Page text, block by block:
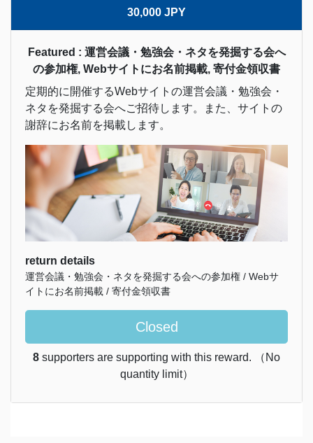
30,000 JPY
Featured : 運営会議・勉強会・ネタを発掘する会へ
の参加権, Webサイトにお名前掲載, 寄付金領収書
定期的に開催するWebサイトの運営会議・勉強会・
ネタを発掘する会へご招待します。また、サイトの
謝辞にお名前を掲載します。
return details
運営会議・勉強会・ネタを発掘する会への参加権 / Webサ
イトにお名前掲載 / 寄付金領収書
Closed
8 supporters are supporting with this reward. （No
quantity limit）